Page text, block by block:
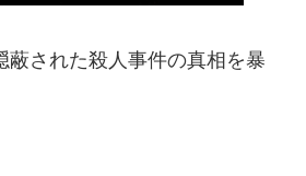
蔽された殺人事件の真相を暴